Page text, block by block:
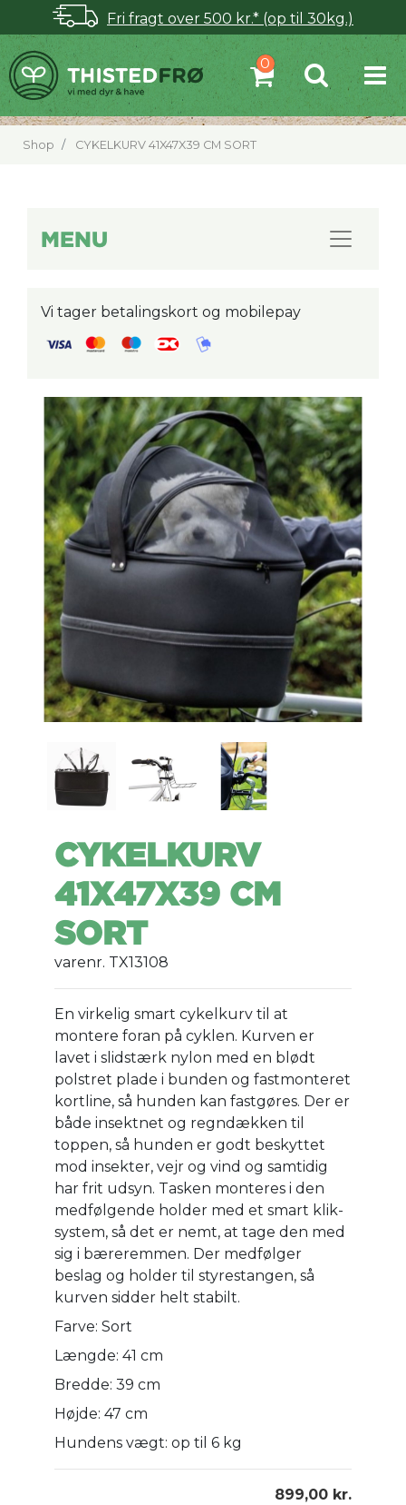
Fri fragt over 500 kr.* (op til 30kg.)
Shop CYKELKURV 41X47X39 CM SORT
MENU
Vi tager betalingskort og mobilepay
CYKELKURV
41X47X39 CM
SORT
varenr. TX13108
En virkelig smart cykelkurv til at
montere foran på cyklen. Kurven er
lavet i slidstærk nylon med en blødt
polstret plade i bunden og fastmonteret
kortline, så hunden kan fastgøres. Der er
både insektnet og regndækken til
toppen, så hunden er godt beskyttet
mod insekter, vejr og vind og samtidig
har frit udsyn. Tasken monteres i den
medfølgende holder med et smart klik-
system, så det er nemt, at tage den med
sig i bæreremmen. Der medfølger
beslag og holder til styrestangen, så
kurven sidder helt stabilt.
Farve: Sort
Længde: 41 cm
Bredde: 39 cm
Højde: 47 cm
Hundens vægt: op til 6 kg
899,00 kr.